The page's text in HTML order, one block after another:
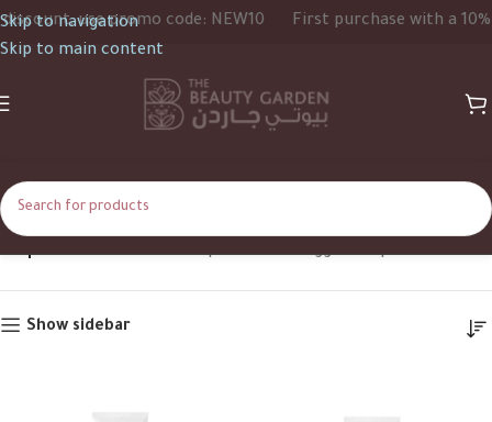
Skip to navigation
Skip to main content
use promo code: NEW10 First purchase with a 10%
Topicrem Home Shop Products tagged “Topicrem”
Show sidebar